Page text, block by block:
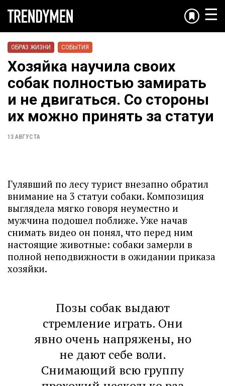
☰
ОБРАЗ ЖИЗНИ СОБЫТИЯ
Хозяйка научила своих
собак полностью замирать
и не двигаться. Со стороны
их можно принять за статуи
13 АВГУСТА
Гулявший по лесу турист внезапно обратил
внимание на 3 статуи собаки. Композиция
выглядела мягко говоря неуместно и
мужчина подошел поближе. Уже начав
снимать видео он понял, что перед ним
настоящие животные: собаки замерли в
полной неподвижности в ожидании приказа
хозяйки.
Позы собак выдают
стремление играть. Они
явно очень напряжены, но
не дают себе воли.
Снимающий всю группу